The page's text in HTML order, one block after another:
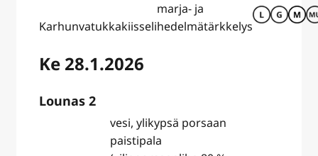
Karhunvatukkakiisseli
marja- ja
hedelmätärkkelys
Ke 28.1.2026
Lounas 2
vesi, ylikypsä porsaan
paistipala